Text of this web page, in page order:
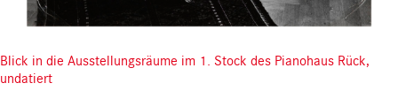
Blick in die Ausstellungsräume im 1. Stock des Pianohaus Rück,
undatiert